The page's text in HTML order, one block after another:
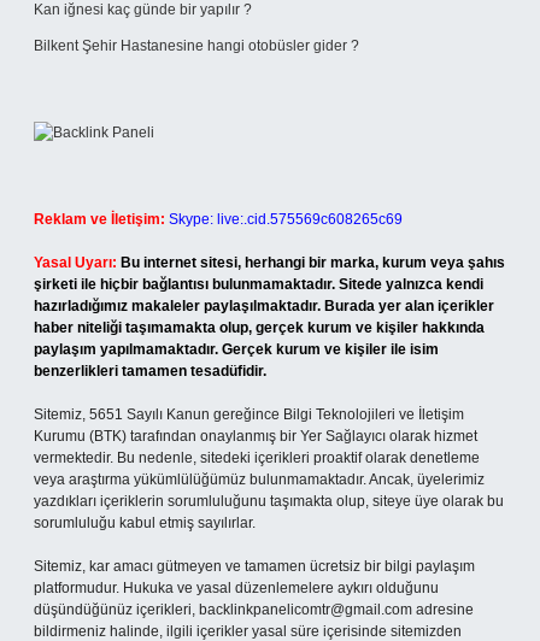
Kan iğnesi kaç günde bir yapılır ?
Bilkent Şehir Hastanesine hangi otobüsler gider ?
Reklam ve İletişim: Skype: live:.cid.575569c608265c69
Yasal Uyarı: Bu internet sitesi, herhangi bir marka, kurum veya şahıs
şirketi ile hiçbir bağlantısı bulunmamaktadır. Sitede yalnızca kendi
hazırladığımız makaleler paylaşılmaktadır. Burada yer alan içerikler
haber niteliği taşımamakta olup, gerçek kurum ve kişiler hakkında
paylaşım yapılmamaktadır. Gerçek kurum ve kişiler ile isim
benzerlikleri tamamen tesadüfidir.
Sitemiz, 5651 Sayılı Kanun gereğince Bilgi Teknolojileri ve İletişim
Kurumu (BTK) tarafından onaylanmış bir Yer Sağlayıcı olarak hizmet
vermektedir. Bu nedenle, sitedeki içerikleri proaktif olarak denetleme
veya araştırma yükümlülüğümüz bulunmamaktadır. Ancak, üyelerimiz
yazdıkları içeriklerin sorumluluğunu taşımakta olup, siteye üye olarak bu
sorumluluğu kabul etmiş sayılırlar.
Sitemiz, kar amacı gütmeyen ve tamamen ücretsiz bir bilgi paylaşım
platformudur. Hukuka ve yasal düzenlemelere aykırı olduğunu
düşündüğünüz içerikleri, backlinkpanelicomtr@gmail.com adresine
bildirmeniz halinde, ilgili içerikler yasal süre içerisinde sitemizden